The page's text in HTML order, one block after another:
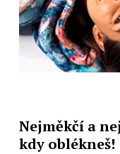
Nejměkčí a
kdy oblékneš!